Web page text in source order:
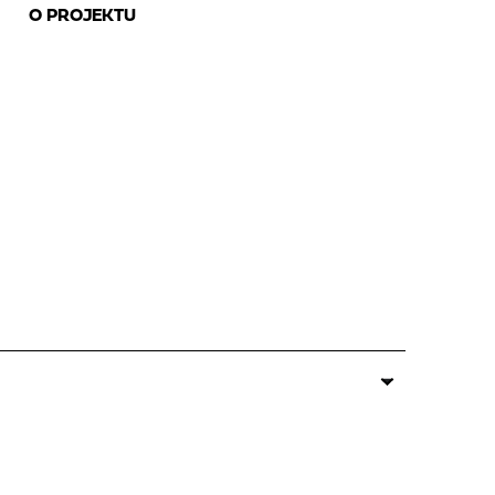
O PROJEKTU